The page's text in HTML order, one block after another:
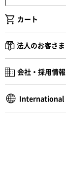
カート
法人のお客さま
会社・採用情報
International